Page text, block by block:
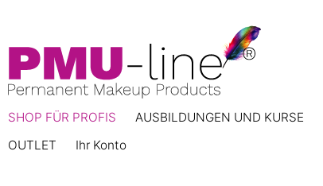
SHOP FÜR PROFIS AUSBILDUNGEN UND KURSE
OUTLET
Ihr Konto